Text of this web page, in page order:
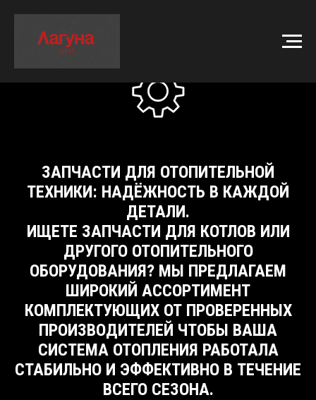
ЗАПЧАСТИ ДЛЯ ОТОПИТЕЛЬНОЙ
ТЕХНИКИ: НАДЁЖНОСТЬ В КАЖДОЙ
ДЕТАЛИ.
ИЩЕТЕ ЗАПЧАСТИ ДЛЯ КОТЛОВ ИЛИ
ДРУГОГО ОТОПИТЕЛЬНОГО
ОБОРУДОВАНИЯ? МЫ ПРЕДЛАГАЕМ
ШИРОКИЙ АССОРТИМЕНТ
КОМПЛЕКТУЮЩИХ ОТ ПРОВЕРЕННЫХ
ПРОИЗВОДИТЕЛЕЙ ЧТОБЫ ВАША
СИСТЕМА ОТОПЛЕНИЯ РАБОТАЛА
СТАБИЛЬНО И ЭФФЕКТИВНО В ТЕЧЕНИЕ
ВСЕГО СЕЗОНА.